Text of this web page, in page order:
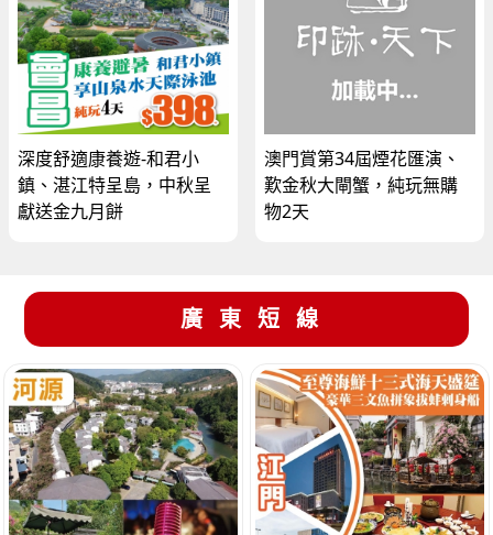
深度舒適康養遊-和君小
鎮、湛江特呈島，中秋呈
獻送金九月餅
澳門賞第34屆煙花匯演、
歎金秋大閘蟹，純玩無購
物2天
廣東短線